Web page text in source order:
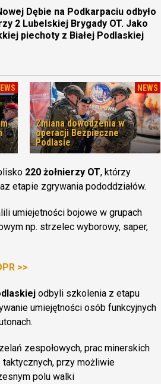
Dębie na Podkarpaciu odbyło
2 Lubelskiej Brygady OT. Jako
piechoty z Białej Podlaskiej
NEWS
Zmiana dowodzenia w
operacji Bezpieczne
Podlasie
220 żołnierzy OT, którzy
etapie zgrywania pododdziałów.
umiejetności bojowe w grupach
np. strzelec wyborowy, saper,
>>
odbyli szkolenia z etapu
umiejętności osób funkcyjnych
zespołowych, prac minerskich
taktycznych, przy możliwie
polu walki